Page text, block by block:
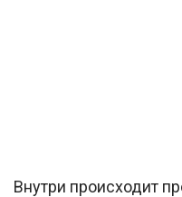
Внутри происходит